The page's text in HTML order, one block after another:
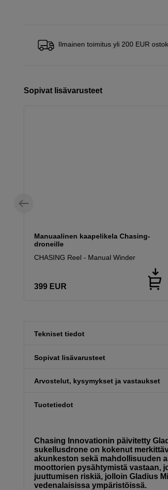
Ilmainen toimitus yli 200 EUR
Sopivat lisävarusteet
Manuaalinen kaapelikela Chasing-
droneille
CHASING Reel - Manual Winder
399 EUR
Tekniset tiedot
Sopivat lisävarusteet
Arvostelut, kysymykset ja vastaukset
Tuotetiedot
Chasing Innovationin päivitetty
sukellusdrone on kokenut
akunkeston sekä mahdollisuuden
moottorien pysähtymistä vastaan,
juuttumisen riskiä, ​​jolloin Gladius
vedenalaisissa ympäristöissä.